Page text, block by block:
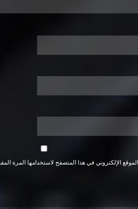
الإلكتروني في هذا المتصفح لاستخدامها المرة